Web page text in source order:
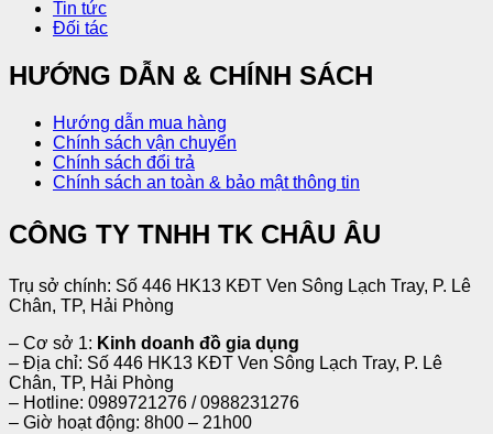
Tin tức
Đối tác
HƯỚNG DẪN & CHÍNH SÁCH
Hướng dẫn mua hàng
Chính sách vận chuyển
Chính sách đổi trả
Chính sách an toàn & bảo mật thông tin
CÔNG TY TNHH TK CHÂU ÂU
Trụ sở chính: Số 446 HK13 KĐT Ven Sông Lạch Tray, P. Lê
Chân, TP, Hải Phòng
– Cơ sở 1: Kinh doanh đồ gia dụng
– Địa chỉ: Số 446 HK13 KĐT Ven Sông Lạch Tray, P. Lê
Chân, TP, Hải Phòng
– Hotline: 0989721276 / 0988231276
– Giờ hoạt động: 8h00 – 21h00